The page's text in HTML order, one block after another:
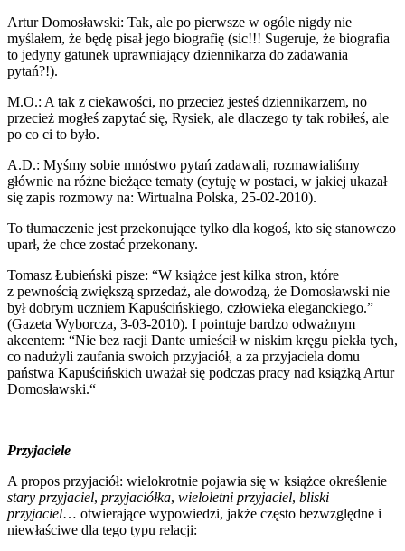
Artur Domosławski: Tak, ale po pierwsze w ogóle nigdy nie
myślałem, że będę pisał jego biografię (sic!!! Sugeruje, że biografia
to jedyny gatunek uprawniający dziennikarza do zadawania
pytań?!).
M.O.: A tak z ciekawości, no przecież jesteś dziennikarzem, no
przecież mogłeś zapytać się, Rysiek, ale dlaczego ty tak robiłeś, ale
po co ci to było.
A.D.: Myśmy sobie mnóstwo pytań zadawali, rozmawialiśmy
głównie na różne bieżące tematy (cytuję w postaci, w jakiej ukazał
się zapis rozmowy na: Wirtualna Polska, 25-02-2010).
To tłumaczenie jest przekonujące tylko dla kogoś, kto się stanowczo
uparł, że chce zostać przekonany.
Tomasz Łubieński pisze: “W książce jest kilka stron, które
z pewnością zwiększą sprzedaż, ale dowodzą, że Domosławski nie
był dobrym uczniem Kapuścińskiego, człowieka eleganckiego.”
(Gazeta Wyborcza, 3-03-2010). I pointuje bardzo odważnym
akcentem: “Nie bez racji Dante umieścił w niskim kręgu piekła tych,
co nadużyli zaufania swoich przyjaciół, a za przyjaciela domu
państwa Kapuścińskich uważał się podczas pracy nad książką Artur
Domosławski.“
Przyjaciele
A propos przyjaciół: wielokrotnie pojawia się w książce określenie
stary przyjaciel, przyjaciółka, wieloletni przyjaciel, bliski
przyjaciel… otwierające wypowiedzi, jakże często bezwzględne i
niewłaściwe dla tego typu relacji: